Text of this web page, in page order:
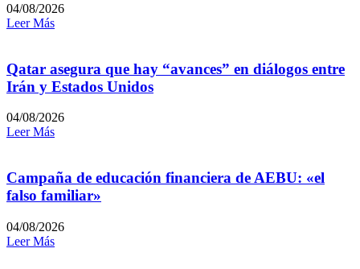
04/08/2026
Leer Más
Qatar asegura que hay “avances” en diálogos entre
Irán y Estados Unidos
04/08/2026
Leer Más
Campaña de educación financiera de AEBU: «el
falso familiar»
04/08/2026
Leer Más